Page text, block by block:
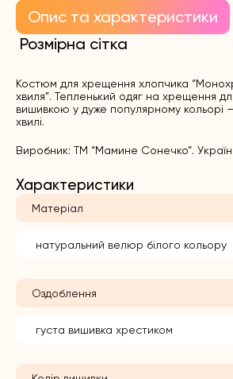
Опис та характеристики
Розмірна сітка
Костюм для хрещення хлопчика
хвиля”. Тепленький одяг на хрещення
вишивкою у дуже популярному кольорі –
хвилі.
Виробник: ТМ “Мамине Сонечко”.
Характеристики
Матеріал
натуральний велюр білого кольору
Оздоблення
густа вишивка хрестиком